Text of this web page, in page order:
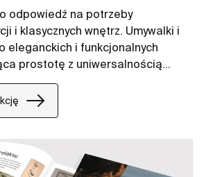
odpowiedź na potrzeby
i klasycznych wnętrz. Umywalki i
eleganckich i funkcjonalnych
prostotę z uniwersalnością
rozwiązania.